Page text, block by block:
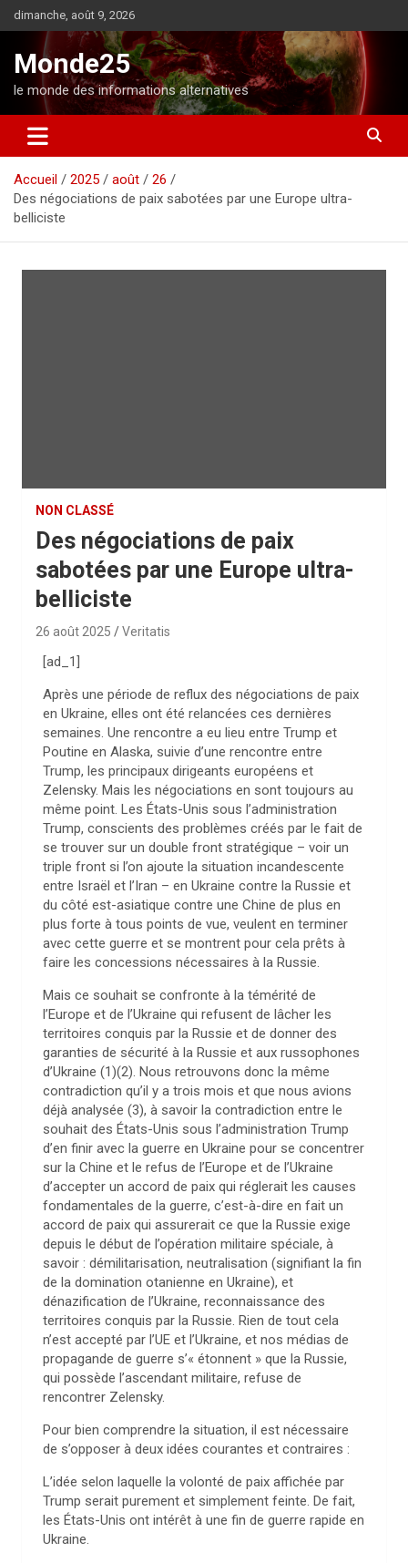
l
o
n
dimanche, août 9, 2026
Monde25
le monde des informations alternatives
Accueil 2025 août
26
Des négociations de paix sabotées par une Europe ultra-
belliciste
NON CLASSÉ
Des négociations de paix
sabotées par une Europe ultra-
belliciste
26 août 2025 Veritatis
[ad_1]
Après une période de reflux des négociations de paix
en Ukraine, elles ont été relancées ces dernières
semaines. Une rencontre a eu lieu entre Trump et
Poutine en Alaska, suivie d’une rencontre entre
Trump, les principaux dirigeants européens et
Zelensky. Mais les négociations en sont toujours au
même point. Les États-Unis sous l’administration
Trump, conscients des problèmes créés par le fait de
se trouver sur un double front stratégique – voir un
triple front si l’on ajoute la situation incandescente
entre Israël et l’Iran – en Ukraine contre la Russie et
du côté est-asiatique contre une Chine de plus en
plus forte à tous points de vue, veulent en terminer
avec cette guerre et se montrent pour cela prêts à
faire les concessions nécessaires à la Russie.
Mais ce souhait se confronte à la témérité de
l’Europe et de l’Ukraine qui refusent de lâcher les
territoires conquis par la Russie et de donner des
garanties de sécurité à la Russie et aux russophones
d’Ukraine (1)(2). Nous retrouvons donc la même
contradiction qu’il y a trois mois et que nous avions
déjà analysée (3), à savoir la contradiction entre le
souhait des États-Unis sous l’administration Trump
d’en finir avec la guerre en Ukraine pour se concentrer
sur la Chine et le refus de l’Europe et de l’Ukraine
d’accepter un accord de paix qui réglerait les causes
fondamentales de la guerre, c’est-à-dire en fait un
accord de paix qui assurerait ce que la Russie exige
depuis le début de l’opération militaire spéciale, à
savoir : démilitarisation, neutralisation (signifiant la fin
de la domination otanienne en Ukraine), et
dénazification de l’Ukraine, reconnaissance des
territoires conquis par la Russie. Rien de tout cela
n’est accepté par l’UE et l’Ukraine, et nos médias de
propagande de guerre s’« étonnent » que la Russie,
qui possède l’ascendant militaire, refuse de
rencontrer Zelensky.
Pour bien comprendre la situation, il est nécessaire
de s’opposer à deux idées courantes et contraires :
L’idée selon laquelle la volonté de paix affichée par
Trump serait purement et simplement feinte. De fait,
les États-Unis ont intérêt à une fin de guerre rapide en
Ukraine.